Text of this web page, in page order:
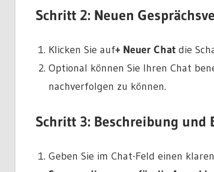
Schritt 2: Neuen
Klicken Sie auf+ Neuer Chat die
Optional können Sie Ihren Chat
nachverfolgen zu können.
Schritt 3: Beschreibung und
Geben Sie im Chat-Feld einen